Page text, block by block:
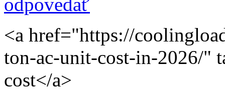
<a href="https://
ton-ac-unit-cost-in-2026/"
cost</a>